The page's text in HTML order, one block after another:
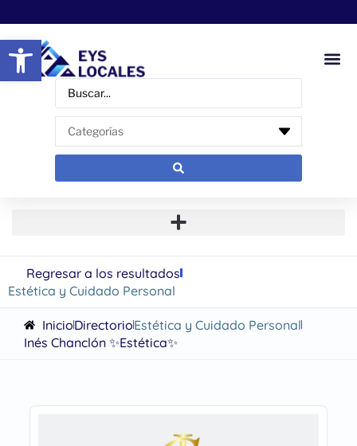
Abrir barra de herramientas
Regresar a los resultados
Estética y Cuidado Personal
InicioDirectorioEstética y Cuidado Personal
Inés Chanclón ✨Estética✨